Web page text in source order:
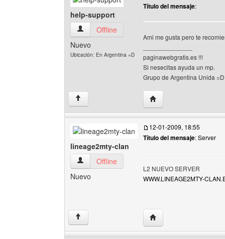
help-support
help-support Ver perfil del usuario
Offline
Nuevo
Ubicación: En Argentina =D
Título del mensaje:
Ami me gusta pero te
paginawebgratis.es !!!
Si nesecitas ayuda un mp.
Grupo de Argentina Unida =D
↑ Visitar sitio web del
lineage2mty-clan
lineage2mty-clan Ver perfil del usuario
Offline
Nuevo
12-01-2009, 18:55
Título del mensaje: Server
L2 NUEVO SERVER
WWW.LINEAGE2MTY-
↑ Visitar sitio web del